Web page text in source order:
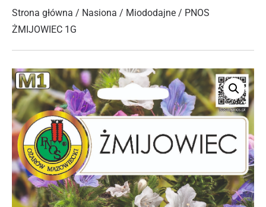
Strona główna / Nasiona / Miododajne / PNOS
ŻMIJOWIEC 1G